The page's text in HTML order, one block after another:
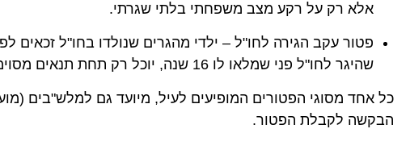
אלא רק על רקע מצב משפחתי בלתי שגרתי.
שהיגר לחו"ל פני שמלאו לו 16 שנה, יוכל רק תחת תנאים מסוימים לקבל פטור משירות צבאי.
כל אחד מסוגי הפטורים המופיעים לעיל, מיועד גם למלש"בים
הבקשה לקבלת הפטור.